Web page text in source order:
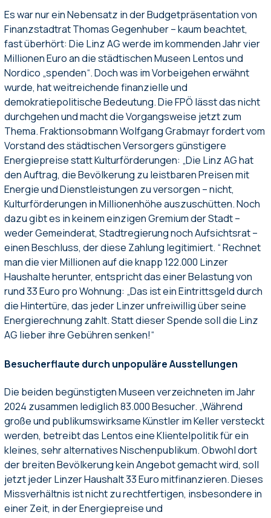
Es war nur ein Nebensatz in der Budgetpräsentation von
Finanzstadtrat Thomas Gegenhuber – kaum beachtet,
fast überhört: Die Linz AG werde im kommenden Jahr vier
Millionen Euro an die städtischen Museen Lentos und
Nordico „spenden“. Doch was im Vorbeigehen erwähnt
wurde, hat weitreichende finanzielle und
demokratiepolitische Bedeutung. Die FPÖ lässt das nicht
durchgehen und macht die Vorgangsweise jetzt zum
Thema. Fraktionsobmann Wolfgang Grabmayr fordert vom
Vorstand des städtischen Versorgers günstigere
Energiepreise statt Kulturförderungen: „Die Linz AG hat
den Auftrag, die Bevölkerung zu leistbaren Preisen mit
Energie und Dienstleistungen zu versorgen – nicht,
Kulturförderungen in Millionenhöhe auszuschütten. Noch
dazu gibt es in keinem einzigen Gremium der Stadt –
weder Gemeinderat, Stadtregierung noch Aufsichtsrat –
einen Beschluss, der diese Zahlung legitimiert. “ Rechnet
man die vier Millionen auf die knapp 122.000 Linzer
Haushalte herunter, entspricht das einer Belastung von
rund 33 Euro pro Wohnung: „Das ist ein Eintrittsgeld durch
die Hintertüre, das jeder Linzer unfreiwillig über seine
Energierechnung zahlt. Statt dieser Spende soll die Linz
AG lieber ihre Gebühren senken!“
Besucherflaute durch unpopuläre Ausstellungen
Die beiden begünstigten Museen verzeichneten im Jahr
2024 zusammen lediglich 83.000 Besucher. „Während
große und publikumswirksame Künstler im Keller versteckt
werden, betreibt das Lentos eine Klientelpolitik für ein
kleines, sehr alternatives Nischenpublikum. Obwohl dort
der breiten Bevölkerung kein Angebot gemacht wird, soll
jetzt jeder Linzer Haushalt 33 Euro mitfinanzieren. Dieses
Missverhältnis ist nicht zu rechtfertigen, insbesondere in
einer Zeit, in der Energiepreise und